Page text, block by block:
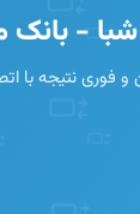
- بانک
و فوری نتیجه با